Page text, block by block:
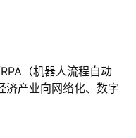
（机器人流程自动
济产业向网络化、数字